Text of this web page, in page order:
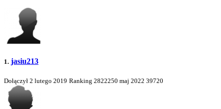
1. jasiu213
Dołączył 2 lutego 2019 Ranking 2822250 maj 2022 39720